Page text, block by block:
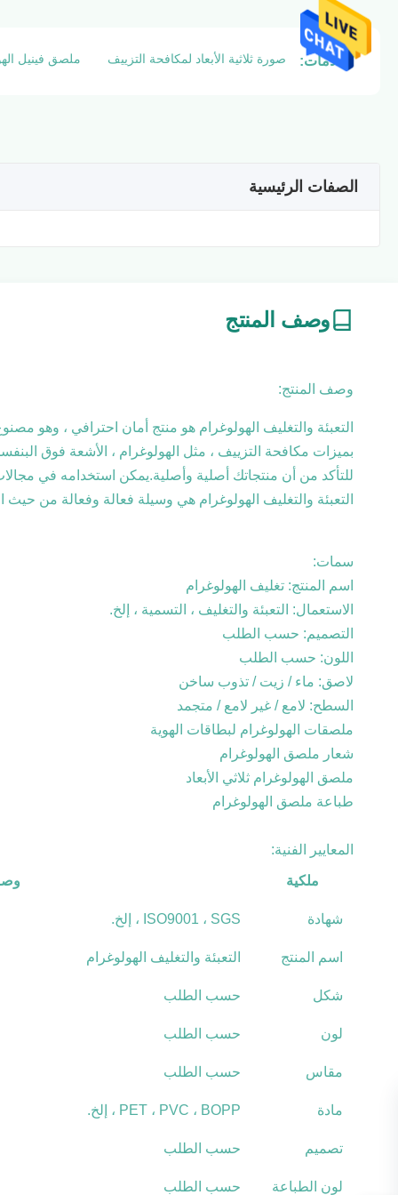
العلامات: صورة ثلاثية الأبعاد لمكافحة التزييف ملصق فينيل
الصفات الرئيسية
وصف المنتج
وصف المنتج:
للتأكد من أن منتجاتك أصلية وأصلية.يمكن استخدامه في
التعبئة والتغليف الهولوغرام هي وسيلة فعالة وفعالة من حيث
سمات:
اسم المنتج: تغليف الهولوغرام
الاستعمال: التعبئة والتغليف ، التسمية ، إلخ.
التصميم: حسب الطلب
اللون: حسب الطلب
لاصق: ماء / زيت / تذوب ساخن
السطح: لامع / غير لامع / متجمد
ملصقات الهولوغرام لبطاقات الهوية
شعار ملصق الهولوغرام
ملصق الهولوغرام ثلاثي الأبعاد
طباعة ملصق الهولوغرام
المعايير الفنية:
ملكية
شهادة ISO9001 ، SGS ، إلخ.
اسم المنتج التعبئة والتغليف الهولوغرام
شكل حسب الطلب
لون حسب الطلب
مقاس حسب الطلب
مادة PET ، PVC ، BOPP ، إلخ.
تصميم حسب الطلب
لون الطباعة حسب الطلب